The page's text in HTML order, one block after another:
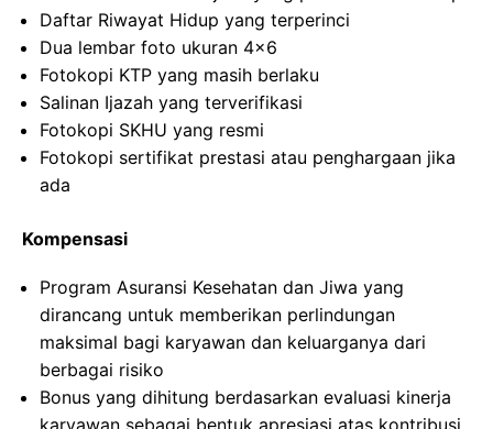
Daftar Riwayat Hidup yang terperinci
Dua lembar foto ukuran 4×6
Fotokopi KTP yang masih berlaku
Salinan Ijazah yang terverifikasi
Fotokopi SKHU yang resmi
Fotokopi sertifikat prestasi atau penghargaan jika
ada
Kompensasi
Program Asuransi Kesehatan dan Jiwa yang
dirancang untuk memberikan perlindungan
maksimal bagi karyawan dan keluarganya dari
berbagai risiko
Bonus yang dihitung berdasarkan evaluasi kinerja
karyawan sebagai bentuk apresiasi atas kontribusi